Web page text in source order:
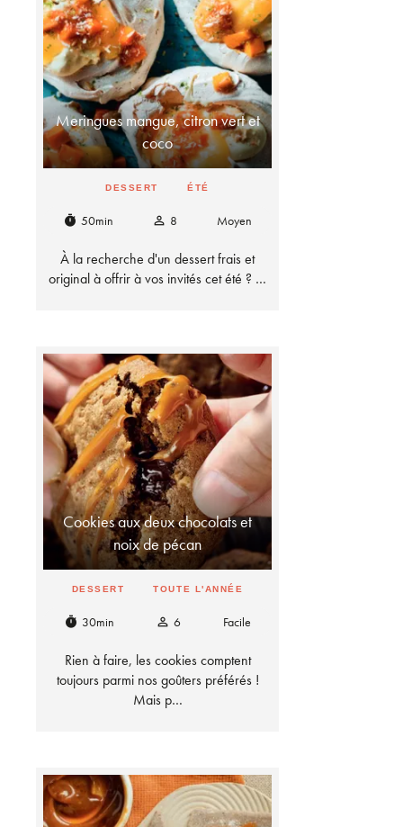
Meringues mangue, citron vert et
coco
DESSERT ÉTÉ
timer 50min person_outline 8 Moyen
À la recherche d'un dessert frais et
original à offrir à vos invités cet été ? …
Cookies aux deux chocolats et
noix de pécan
DESSERT TOUTE L'ANNÉE
timer 30min person_outline 6 Facile
Rien à faire, les cookies comptent
toujours parmi nos goûters préférés !
Mais p…